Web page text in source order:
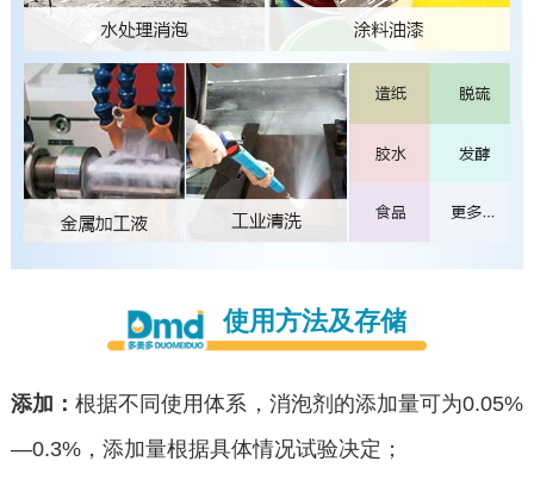
使用方法及存储
添加：根据不同使用体系，消泡剂的添加量可为0.05%
—0.3%，添加量根据具体情况试验决定；